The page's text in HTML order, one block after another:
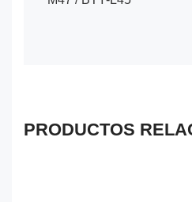
PRODUCTOS